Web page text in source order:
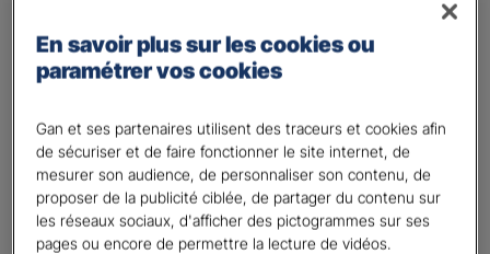
votre vie privée
votre vie professionnelle
Vos informations :
Etes-vous déjà client Gan assurances ?*
Oui
Non
En savoir plus sur les cookies ou
paramétrer vos cookies
Gan et ses partenaires utilisent des traceurs et cookies afin
de sécuriser et de faire fonctionner le site internet, de
mesurer son audience, de personnaliser son contenu, de
proposer de la publicité ciblée, de partager du contenu sur
les réseaux sociaux, d'afficher des pictogrammes sur ses
pages ou encore de permettre la lecture de vidéos.